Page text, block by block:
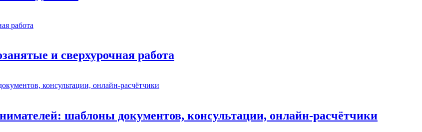
и сверхурочная работа
шаблоны документов, консультации, онлайн-расчётчики